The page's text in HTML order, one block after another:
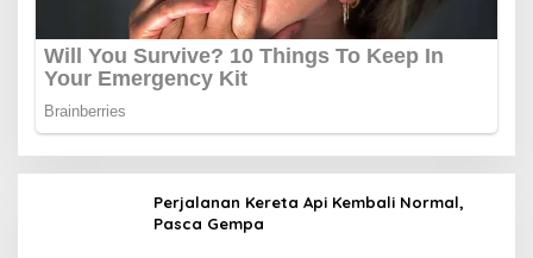
Perjalanan Kereta Api Kembali Normal,
Pasca Gempa